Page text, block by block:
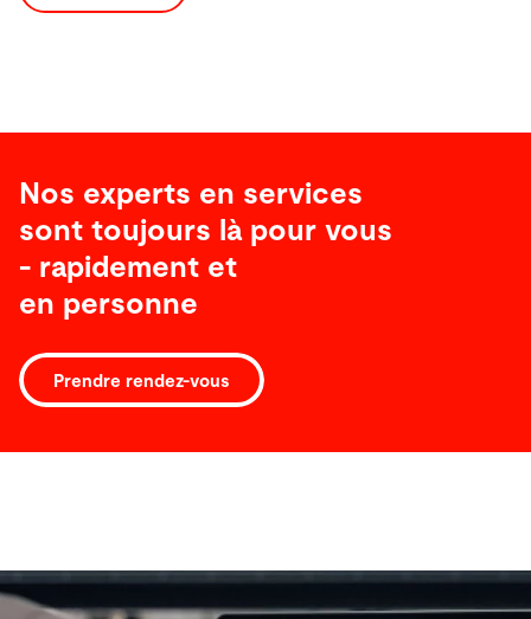
Nos experts en services
sont toujours là pour vous
- rapidement et
en personne
Prendre rendez-vous